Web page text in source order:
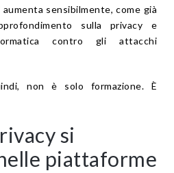
sensibilmente, come già
sulla privacy e
contro gli attacchi
non è solo formazione. È
si
piattaforme